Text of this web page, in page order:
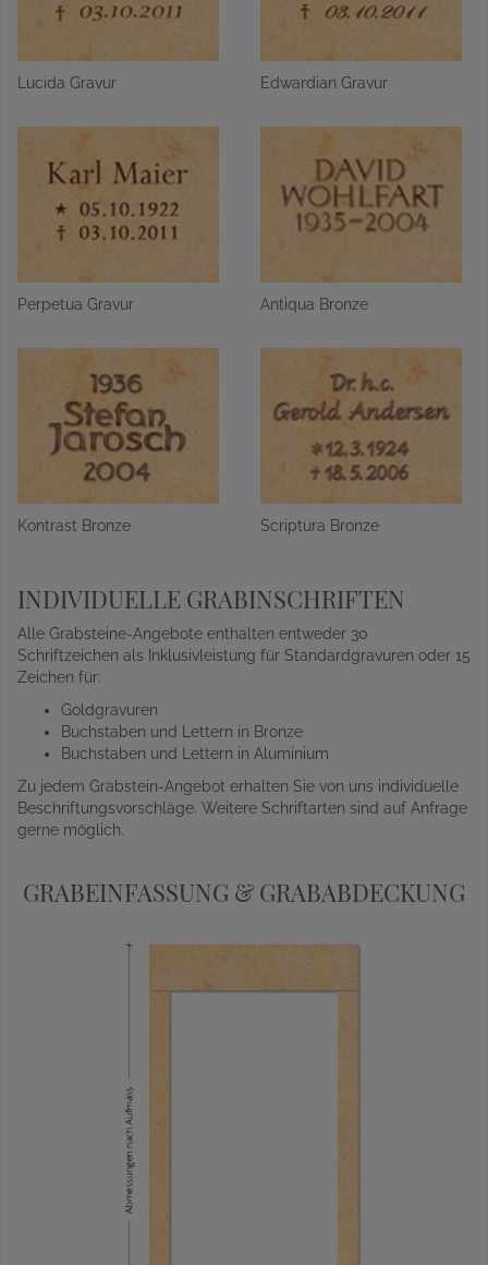
Lucida Gravur Edwardian Gravur
Perpetua Gravur Antiqua Bronze
Kontrast Bronze Scriptura Bronze
INDIVIDUELLE GRABINSCHRIFTEN
Alle Grabsteine-Angebote enthalten entweder 30
Schriftzeichen als Inklusivleistung für Standardgravuren oder 15
Zeichen für:
Goldgravuren
Buchstaben und Lettern in Bronze
Buchstaben und Lettern in Aluminium
Zu jedem Grabstein-Angebot erhalten Sie von uns individuelle
Beschriftungsvorschläge. Weitere Schriftarten sind auf Anfrage
gerne möglich.
GRABEINFASSUNG & GRABABDECKUNG